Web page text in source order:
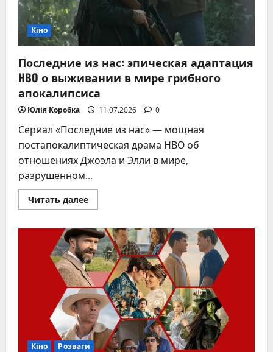
Кіно
Последние из нас: эпическая адаптация
HBO о выживании в мире грибного
апокалипсиса
Юлія Коробка 11.07.2026 0
Сериал «Последние из нас» — мощная
постапокалиптическая драма HBO об
отношениях Джоэла и Элли в мире,
разрушенном...
Читать далееПрочитать
больше
из
нас:
эпическая
адаптация
HBO
о
выживании
в
мире
грибного
апокалипсиса
Кіно Розваги